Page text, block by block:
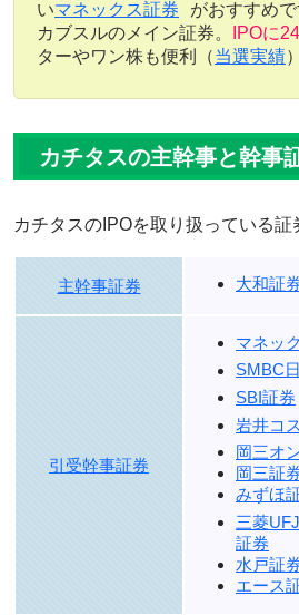
いマネックス証券 がおすすめで
カブスルのメイン証券。
IPOに
ターやワン株も便利（当選実績）
カチタスの主幹事と幹事
カチタスのIPOを取り扱っている証
主幹事証券 大和証
引受幹事証券
マネッ
SMBC
SBI証券
岩井コ
岡三オ
岡三証
みずほ
三菱
証券
水戸証
エース